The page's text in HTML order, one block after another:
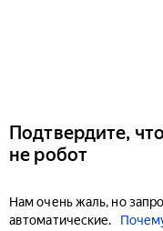
Подтвердите,
не робот
Нам очень жаль, но
автоматические.